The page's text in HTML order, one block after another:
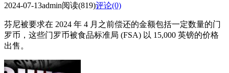
2024-07-13admin阅读(819)评论(0)
芬尼被要求在 2024 年 4 月之前偿还的金额包括一定数量的门
罗币，这些门罗币被食品标准局 (FSA) 以 15,000 英镑的价格
出售。